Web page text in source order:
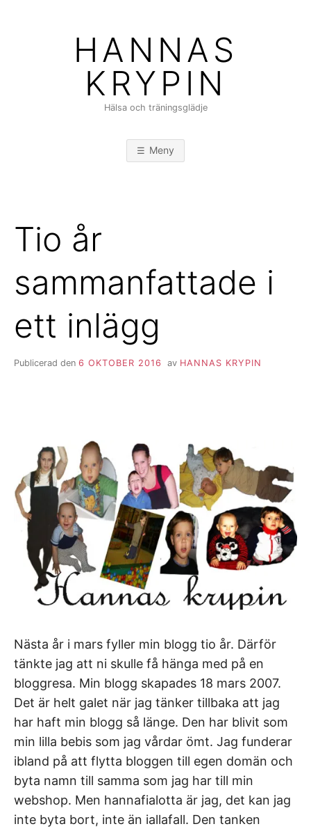
HANNAS
KRYPIN
Hälsa och träningsglädje
Meny
Tio år
sammanfattade i
ett inlägg
Publicerad den 6 OKTOBER 2016 av HANNAS KRYPIN
Nästa år i mars fyller min blogg tio år. Därför
tänkte jag att ni skulle få hänga med på en
bloggresa. Min blogg skapades 18 mars 2007.
Det är helt galet när jag tänker tillbaka att jag
har haft min blogg så länge. Den har blivit som
min lilla bebis som jag vårdar ömt. Jag funderar
ibland på att flytta bloggen till egen domän och
byta namn till samma som jag har till min
webshop. Men hannafialotta är jag, det kan jag
inte byta bort, inte än iallafall. Den tanken